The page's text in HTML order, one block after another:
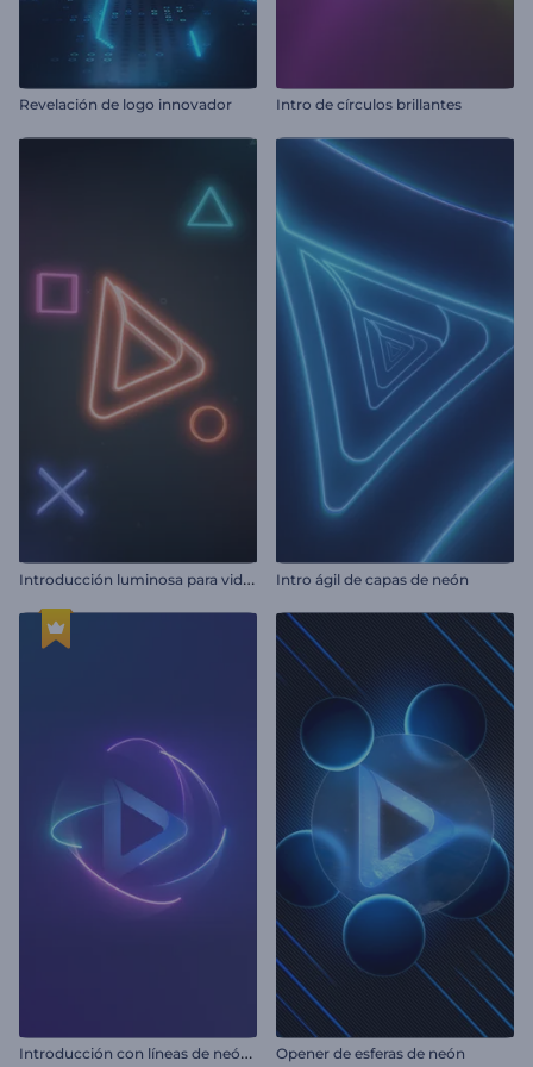
Revelación de logo innovador Intro de círculos brillantes
I
ntroducción luminosa para videojuegos Intro ágil de capas de neón
I
ntroducción con líneas de neón giratorias Opener de esferas de neón